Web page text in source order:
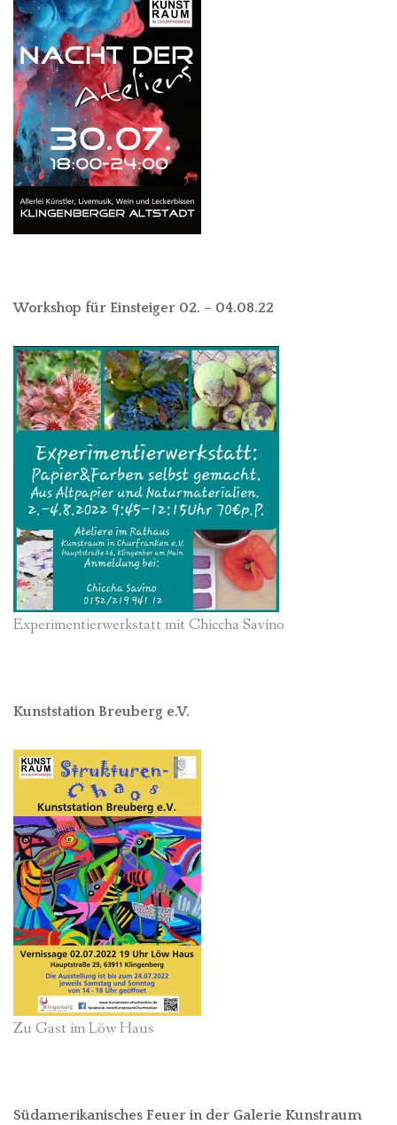
Workshop für Einsteiger 02. – 04.08.22
Experimentierwerkstatt mit Chiccha Savino
Kunststation Breuberg e.V.
Zu Gast im Löw Haus
Südamerikanisches Feuer in der Galerie Kunstraum